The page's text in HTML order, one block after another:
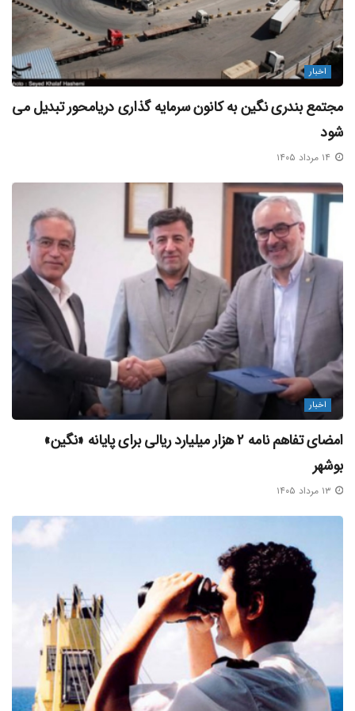
اخبار
مجتمع بندری نگین به کانون سرمایه‌ گذاری دریامحور تبدیل می‌
شود
اخبار
امضای تفاهم‌ نامه ۲ هزار میلیارد ریالی برای پایانه «نگین»
بوشهر